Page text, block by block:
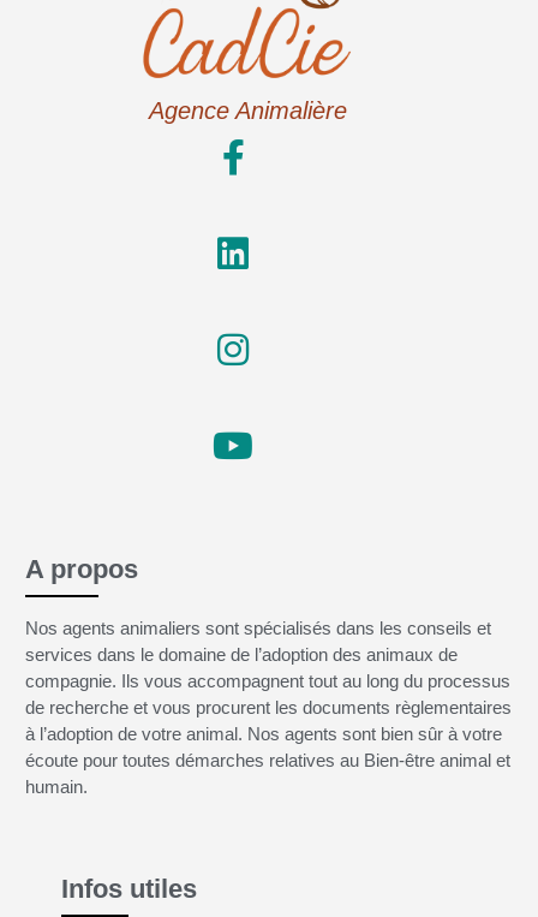
Agence Animalière
A propos
Nos agents animaliers sont spécialisés dans les conseils et
services dans le domaine de l’adoption des animaux de
compagnie. Ils vous accompagnent tout au long du processus
de recherche et vous procurent les documents règlementaires
à l’adoption de votre animal. Nos agents sont bien sûr à votre
écoute pour toutes démarches relatives au Bien-être animal et
humain.
Infos utiles